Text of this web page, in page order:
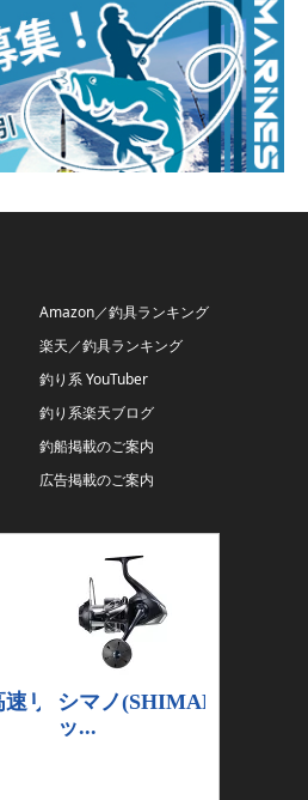
Amazon／釣具ランキング
楽天／釣具ランキング
釣り系 YouTuber
釣り系楽天ブログ
釣船掲載のご案内
広告掲載のご案内